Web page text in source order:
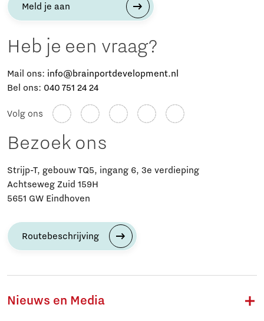
Meld je aan
Heb je een vraag?
Mail ons: info@brainportdevelopment.nl
Bel ons: 040 751 24 24
Volg ons
Bezoek ons
Strijp-T, gebouw TQ5, ingang 6, 3e verdieping
Achtseweg Zuid 159H
5651 GW Eindhoven
Routebeschrijving
Nieuws en Media